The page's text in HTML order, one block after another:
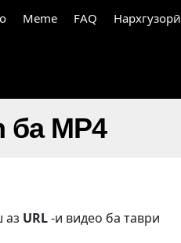
Meme FAQ Нархгузорӣ
MP4
аз URL-и видео ба таври